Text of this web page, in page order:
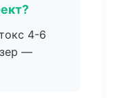
4-6
—